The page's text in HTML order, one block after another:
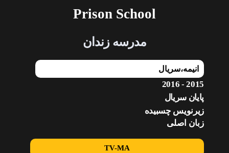
Prison School
مدرسه زندان
انیمه،سریال
2015 - 2016
پایان سریال
زیرنویس چسبیده
زبان اصلی
TV-MA